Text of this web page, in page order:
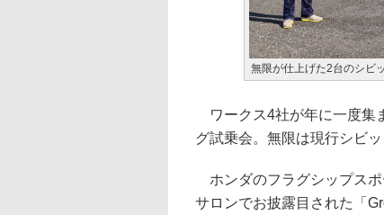
無限が仕上げた2台のシビ
ワークス4社が年に一度集
グ試乗会。無限は現行シビ
ホンダのフラグシップスポ
サロンでお披露目された「